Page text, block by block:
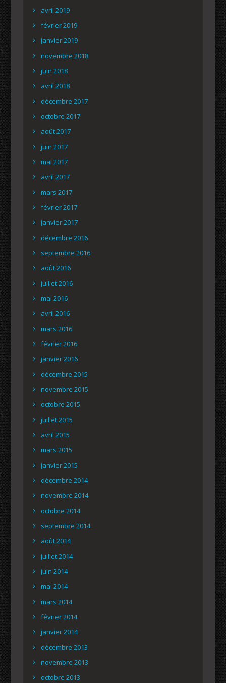
avril 2019
février 2019
janvier 2019
novembre 2018
juin 2018
avril 2018
décembre 2017
octobre 2017
août 2017
juin 2017
mai 2017
avril 2017
mars 2017
février 2017
janvier 2017
décembre 2016
septembre 2016
août 2016
juillet 2016
mai 2016
avril 2016
mars 2016
février 2016
janvier 2016
décembre 2015
novembre 2015
octobre 2015
juillet 2015
avril 2015
mars 2015
janvier 2015
décembre 2014
novembre 2014
octobre 2014
septembre 2014
août 2014
juillet 2014
juin 2014
mai 2014
mars 2014
février 2014
janvier 2014
décembre 2013
novembre 2013
octobre 2013